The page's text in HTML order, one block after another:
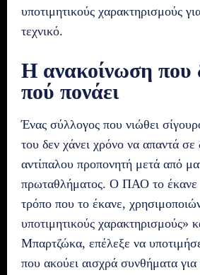
υποτιμητικούς χαρακτηρισμούς
τεχνικό.
Η ανακοίνωση που
πού πονάει
Ένας σύλλογος που νιώθει
του δεν χάνει χρόνο να απαντά σε
αντίπαλου προπονητή μετά από
πρωταθλήματος. Ο ΠΑΟ το
τρόπο που το έκανε,
υποτιμητικούς χαρακτηρισμούς»
Μπαρτζώκα, επέλεξε να
που ακούει αισχρά συνθήματα για